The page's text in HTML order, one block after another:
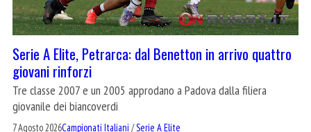
Serie A Elite, Petrarca: dal Benetton in arrivo quattro
giovani rinforzi
Tre classe 2007 e un 2005 approdano a Padova dalla filiera
giovanile dei biancoverdi
7 Agosto 2026Campionati Italiani /Serie A Elite